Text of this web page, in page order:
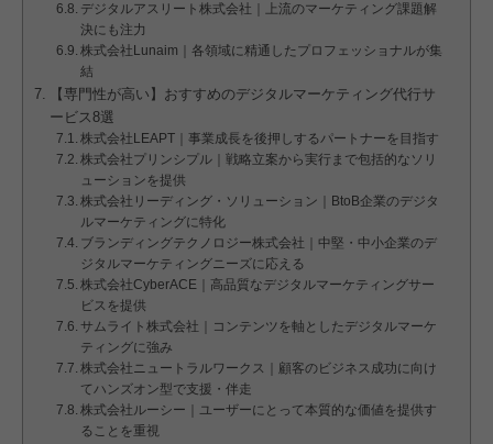
デジタルアスリート株式会社｜上流のマーケティング課題解
決にも注力
株式会社Lunaim｜各領域に精通したプロフェッショナルが集
結
【専門性が高い】おすすめのデジタルマーケティング代行サ
ービス8選
株式会社LEAPT｜事業成長を後押しするパートナーを目指す
株式会社プリンシプル｜戦略立案から実行まで包括的なソリ
ューションを提供
株式会社リーディング・ソリューション｜BtoB企業のデジタ
ルマーケティングに特化
ブランディングテクノロジー株式会社｜中堅・中小企業のデ
ジタルマーケティングニーズに応える
株式会社CyberACE｜高品質なデジタルマーケティングサー
ビスを提供
サムライト株式会社｜コンテンツを軸としたデジタルマーケ
ティングに強み
株式会社ニュートラルワークス｜顧客のビジネス成功に向け
てハンズオン型で支援・伴走
株式会社ルーシー｜ユーザーにとって本質的な価値を提供す
ることを重視